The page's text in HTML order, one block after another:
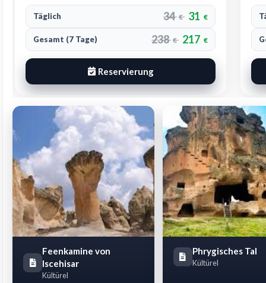
Täglich 32 € 29 €
Gesamt (7 Tage) 224 € 203 €
Reservierung
Feenkamine von
Iscehisar
Kültürel
Phrygisches Tal
Kültürel